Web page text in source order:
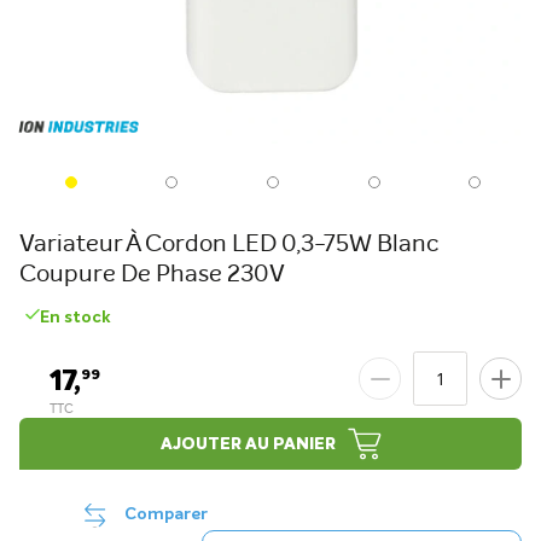
Variateur À Cordon LED 0,3-75W Blanc
Coupure De Phase 230V
En stock
17,99
AJOUTER AU PANIER
Comparer